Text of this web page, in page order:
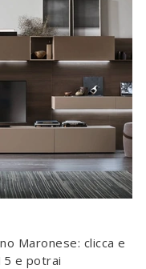
Maronese: clicca e
e potrai